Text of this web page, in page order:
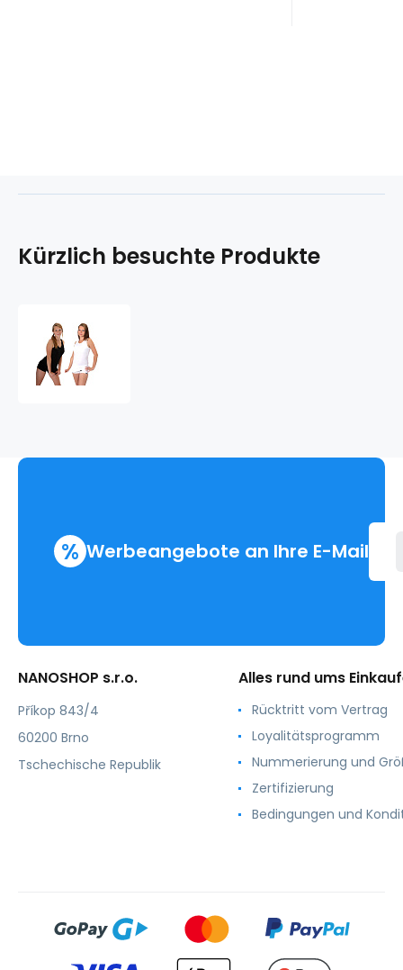
Kürzlich besuchte Produkte
% Werbeangebote an Ihre E-Mail
NANOSHOP s.r.o.
Příkop 843/4
60200 Brno
Tschechische Republik
Alles rund ums
Rücktritt vom Vertrag
Loyalitätsprogramm
Nummerierung und
Zertifizierung
Bedingungen und